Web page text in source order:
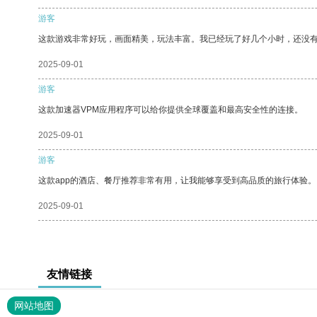
游客
这款游戏非常好玩，画面精美，玩法丰富。我已经玩了好几个小时，还没
2025-09-01
游客
这款加速器VPM应用程序可以给你提供全球覆盖和最高安全性的连接。
2025-09-01
游客
这款app的酒店、餐厅推荐非常有用，让我能够享受到高品质的旅行体验。
2025-09-01
友情链接
网站地图